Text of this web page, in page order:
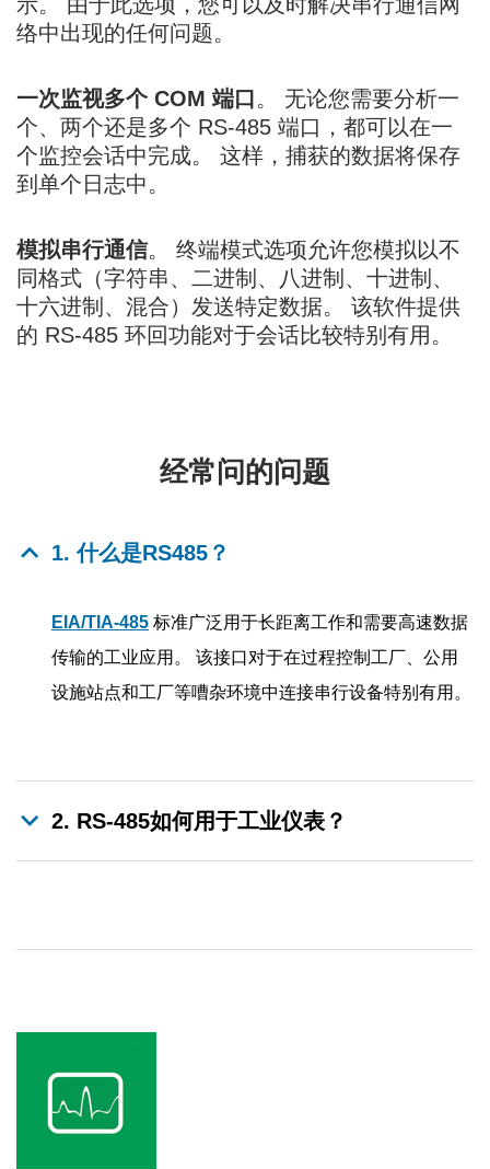
络中出现的任何问题。
一次监视多个 COM 端口 。 无论您需要分析一
个、两个还是多个 RS-485 端口，都可以在一
个监控会话中完成。 这样，捕获的数据将保存
到单个日志中。
模拟串行通信。 终端模式选项允许您模拟以不
同格式（字符串、二进制、八进制、十进制、
十六进制、混合）发送特定数据。 该软件提供
的 RS-485 环回功能对于会话比较特别有用。
经常问的问题
1. 什么是RS485？
EIA/TIA-485 标准广泛用于长距离工作和需要高速数据
传输的工业应用。 该接口对于在过程控制工厂、公用
设施站点和工厂等嘈杂环境中连接串行设备特别有用。
2. RS-485如何用于工业仪表？